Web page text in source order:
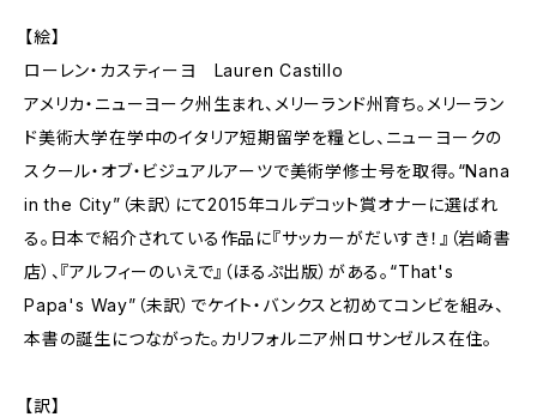
【絵】
ローレン・カスティーヨ Lauren Castillo
アメリカ・ニューヨーク州生まれ、メリーランド州育ち。メリーラン
ド美術大学在学中のイタリア短期留学を糧とし、ニューヨークの
スクール・オブ・ビジュアルアーツで美術学修士号を取得。“Nana
in the City”（未訳）にて2015年コルデコット賞オナーに選ばれ
る。日本で紹介されている作品に『サッカーがだいすき！』（岩崎書
店）、『アルフィーのいえで』（ほるぷ出版）がある。“That's
Papa's Way”（未訳）でケイト・バンクスと初めてコンビを組み、
本書の誕生につながった。カリフォルニア州ロサンゼルス在住。
【訳】